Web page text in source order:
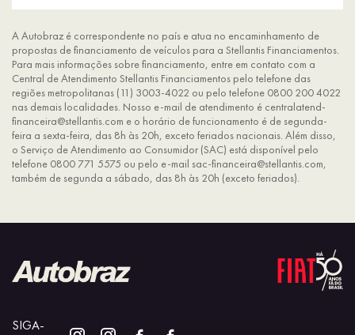
A Autobraz é correspondente no país e atua no encaminhamento de
propostas de financiamento de veículos para a Stellantis Financiamentos.
Para mais informações sobre financiamento, entre em contato com a
Central de Atendimento Stellantis Financiamentos pelo telefone das
regiões metropolitanas (11) 3003-4022 ou pelo telefone 0800 200 4022
nas demais localidades. Nosso e-mail de atendimento é centralatend-
financeira@stellantis.com e o horário de funcionamento é de segunda-
feira a sexta-feira, das 8h às 20h, exceto feriados nacionais. Além disso,
o Serviço de Atendimento ao Consumidor (SAC) está disponível pelo
telefone 0800 771 5575 ou pelo e-mail sac-financeira@stellantis.com,
também de segunda a sábado, das 8h às 20h (exceto feriados).
SIGA-